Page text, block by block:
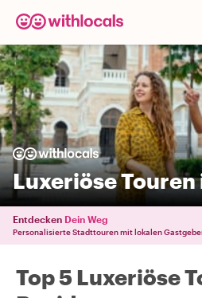
Luxeriöse
Entdecken Dein Weg
Personalisierte Stadttouren mit lokalen
Top 5 Luxeriöse